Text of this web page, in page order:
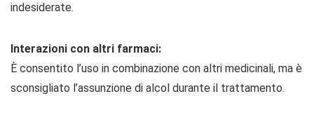
indesiderate.
Interazioni con altri farmaci:
È consentito l’uso in combinazione con altri medicinali, ma è
sconsigliato l’assunzione di alcol durante il trattamento.